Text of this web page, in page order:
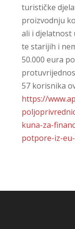
turističke
proizvodnju
ali i djelatnost
te starijih i
50.000 eura
57 korisnika
https://
kuna-za-
potpore-iz-